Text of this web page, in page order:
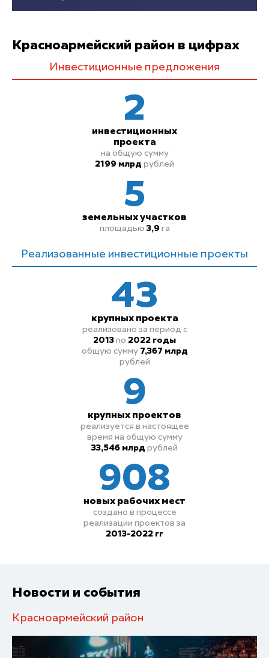
Красноармейский район в цифрах
Инвестиционные предложения
2
инвестиционных
проекта
на общую сумму
2199 млрд рублей
5
земельныхучастков
площадью 3,9 га
Реализованные инвестиционные проекты
43
крупных проекта
реализовано за период с
2013 по 2022 годы
общую сумму 7,367 млрд
рублей
9
крупных проектов
реализуется в настоящее
время на общую сумму
33,546 млрд рублей
908
новых рабочих мест
создано в процессе
реализации проектов за
2013-2022 гг
Новости и события
Красноармейский район